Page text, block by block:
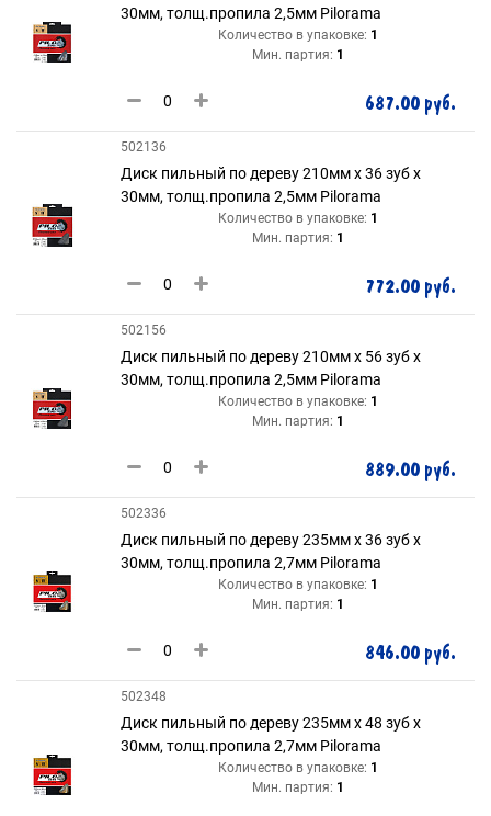
30мм, толщ.пропила 2,5мм Pilorama
Количество в упаковке: 1
Мин. партия: 1
687.00 руб.
502136
Диск пильный по дереву 210мм х 36 зуб х
30мм, толщ.пропила 2,5мм Pilorama
Количество в упаковке: 1
Мин. партия: 1
772.00 руб.
502156
Диск пильный по дереву 210мм х 56 зуб х
30мм, толщ.пропила 2,5мм Pilorama
Количество в упаковке: 1
Мин. партия: 1
889.00 руб.
502336
Диск пильный по дереву 235мм х 36 зуб х
30мм, толщ.пропила 2,7мм Pilorama
Количество в упаковке: 1
Мин. партия: 1
846.00 руб.
502348
Диск пильный по дереву 235мм х 48 зуб х
30мм, толщ.пропила 2,7мм Pilorama
Количество в упаковке: 1
Мин. партия: 1